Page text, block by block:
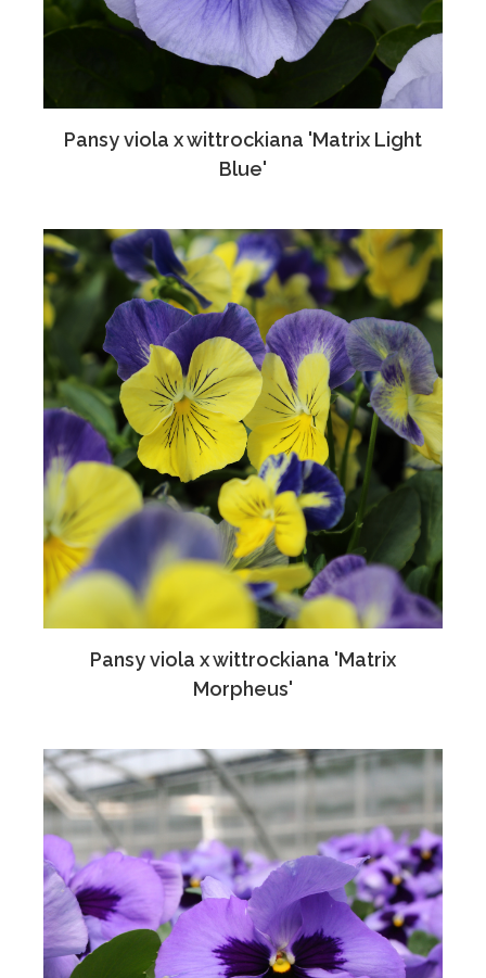
Pansy viola x wittrockiana 'Matrix Light
Blue'
Pansy viola x wittrockiana 'Matrix
Morpheus'